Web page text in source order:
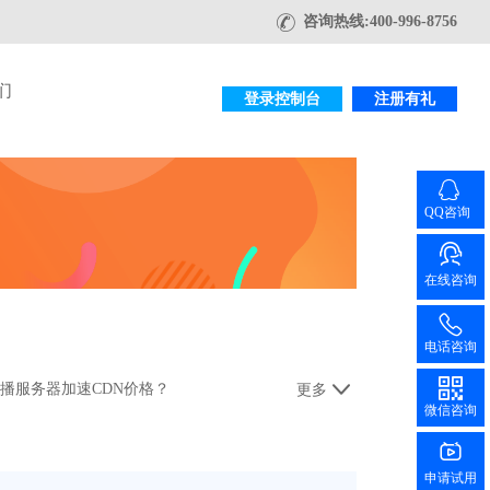
咨询热线:400-996-8756
登录控制台 注册有礼
服务器加速CDN价格？ 更多
QQ咨询
在线咨询
电话咨询
微信咨询
申请试用